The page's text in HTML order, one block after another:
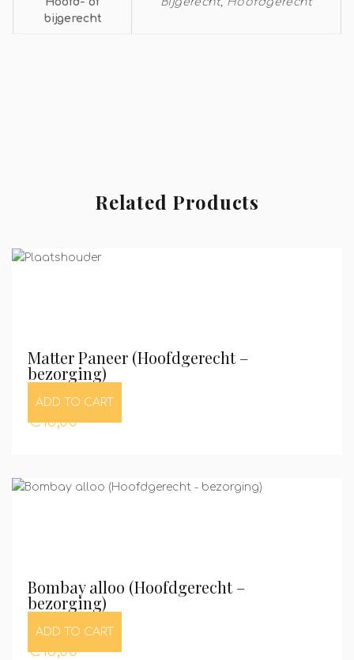
bijgerecht
Related Products
Matter Paneer (Hoofdgerecht –
bezorging)
ADD TO CART
€16,00
Bombay alloo (Hoofdgerecht –
bezorging)
ADD TO CART
€16,00